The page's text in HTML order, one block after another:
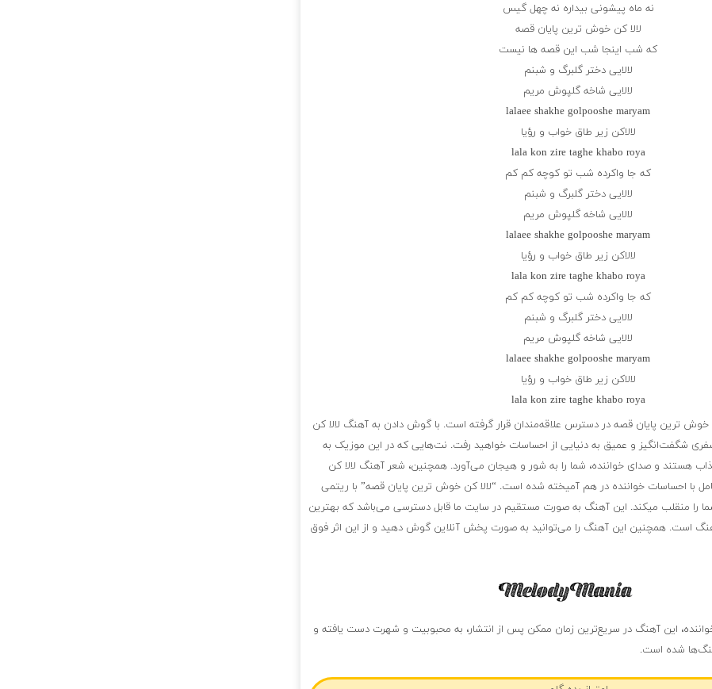
نه ماه پیشونی بیداره نه چهل گیس
لالا كن خوش ترین پایان قصه
كه شب اینجا شب این قصه ها نیست
لالایی دختر گلبرگ و شبنم
لالایی شاخه گلپوش مریم
lalaee shakhe golpooshe maryam
لالاكن زیر طاق خواب و رؤیا
lala kon zire taghe khabo roya
كه جا واكرده شب تو كوچه كم كم
لالایی دختر گلبرگ و شبنم
لالایی شاخه گلپوش مریم
lalaee shakhe golpooshe maryam
لالاكن زیر طاق خواب و رؤیا
lala kon zire taghe khabo roya
كه جا واكرده شب تو كوچه كم كم
لالایی دختر گلبرگ و شبنم
لالایی شاخه گلپوش مریم
lalaee shakhe golpooshe maryam
لالاكن زیر طاق خواب و رؤیا
lala kon zire taghe khabo roya
خوش ترین پایان قصه در دسترس علاقه‌مندان قرار گرفته است. با گوش دادن به آهنگ لالا كن
شگفت‌انگیز و عمیق به دنیایی از احساسات خواهید رفت. نت‌هایی که در این موزیک به
هستند و صدای خواننده، شما را به شور و هیجان می‌آورد. همچنین، شعر آهنگ لالا كن
با احساسات خواننده در هم آمیخته شده است. “لالا كن خوش ترین پایان قصه” با ریتمی
را منقلب میکند. این آهنگ به صورت مستقیم در سایت ما قابل دسترسی می‌باشد که بهترین
است. همچنین این آهنگ را می‌توانید به صورت پخش آنلاین گوش دهید و از این اثر فوق
این آهنگ در سریع‌ترین زمان ممکن پس از انتشار، به محبوبیت و شهرت دست یافته و
شده است.